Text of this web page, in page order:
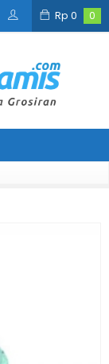
Rp 0 0